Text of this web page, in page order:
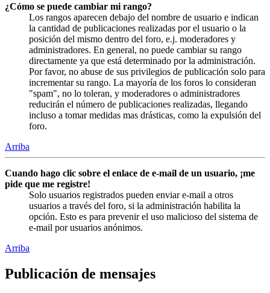
¿Cómo se puede cambiar mi rango?
Los rangos aparecen debajo del nombre de usuario e indican
la cantidad de publicaciones realizadas por el usuario o la
posición del mismo dentro del foro, e.j. moderadores y
administradores. En general, no puede cambiar su rango
directamente ya que está determinado por la administración.
Por favor, no abuse de sus privilegios de publicación solo para
incrementar su rango. La mayoría de los foros lo consideran
"spam", no lo toleran, y moderadores o administradores
reducirán el número de publicaciones realizadas, llegando
incluso a tomar medidas mas drásticas, como la expulsión del
foro.
Arriba
Cuando hago clic sobre el enlace de e-mail de un usuario, ¡me
pide que me registre!
Solo usuarios registrados pueden enviar e-mail a otros
usuarios a través del foro, si la administración habilita la
opción. Esto es para prevenir el uso malicioso del sistema de
e-mail por usuarios anónimos.
Arriba
Publicación de mensajes